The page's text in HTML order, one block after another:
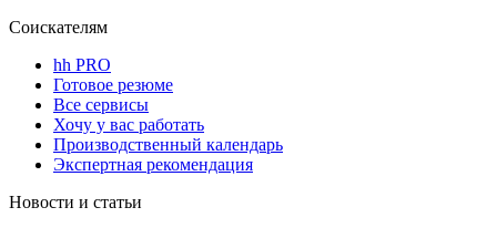
Соискателям
hh PRO
Готовое резюме
Все сервисы
Хочу у вас работать
Производственный календарь
Экспертная рекомендация
Новости и статьи